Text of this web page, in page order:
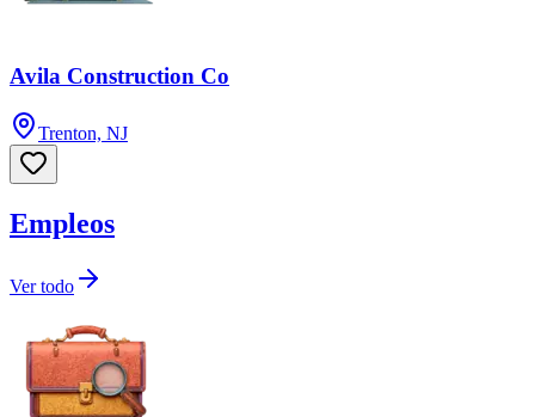
Avila Construction Co
Trenton, NJ
Empleos
Ver todo